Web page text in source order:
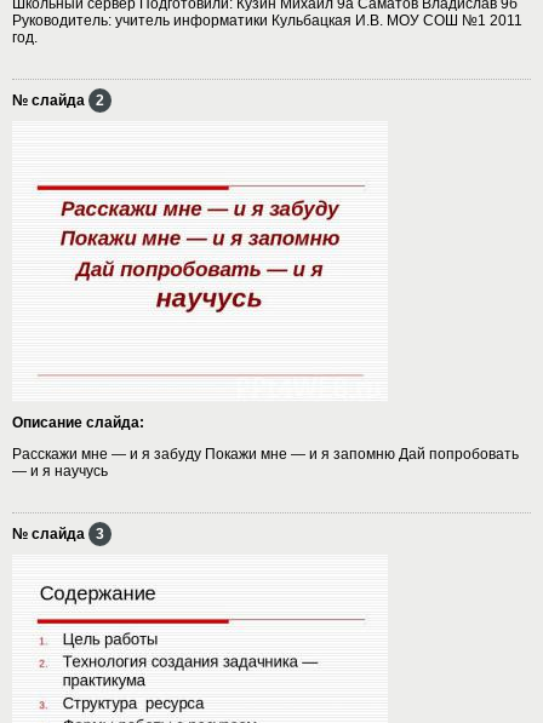
Руководитель: учитель информатики Кульбацкая И.В. МОУ СОШ №1 2011
год.
№ слайда 2
Описание слайда:
Расскажи мне — и я забуду Покажи мне — и я запомню Дай попробовать
— и я научусь
№ слайда 3